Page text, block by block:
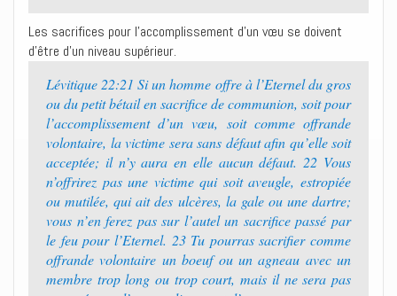
Les sacrifices pour l’accomplissement d’un vœu se doivent
d’être d’un niveau supérieur.
Lévitique 22:21 Si un homme offre à l’Eternel du gros
ou du petit bétail en sacrifice de communion, soit pour
l’accomplissement d’un vœu, soit comme offrande
volontaire, la victime sera sans défaut afin qu’elle soit
acceptée; il n’y aura en elle aucun défaut. 22 Vous
n’offrirez pas une victime qui soit aveugle, estropiée
ou mutilée, qui ait des ulcères, la gale ou une dartre;
vous n’en ferez pas sur l’autel un sacrifice passé par
le feu pour l’Eternel. 23 Tu pourras sacrifier comme
offrande volontaire un boeuf ou un agneau avec un
membre trop long ou trop court, mais il ne sera pas